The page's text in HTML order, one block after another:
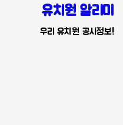
유치원 알리미
우리 유치원 공시정보!